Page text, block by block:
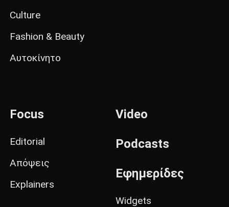
Culture
Fashion & Beauty
Αυτοκίνητο
Focus
Editorial
Απόψεις
Explainers
Video
Podcasts
Εφημερίδες
Widgets